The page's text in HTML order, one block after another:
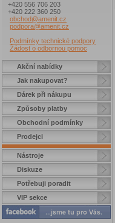
+420 556 706 203
+420 222 360 250
obchod@amenit.cz
podpora@amenit.cz
Podmínky technické podpory
Žádost o odbornou pomoc
Akční nabídky
Jak nakupovat?
Dárek při nákupu
Způsoby platby
Obchodní podmínky
Prodejci
Nástroje
Diskuze
Potřebuji poradit
VIP sekce